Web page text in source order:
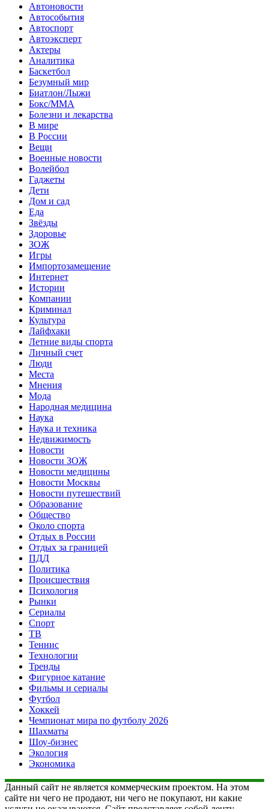
Автоновости
Автособытия
Автоспорт
Автоэксперт
Актеры
Аналитика
Баскетбол
Безумный мир
Биатлон/Лыжи
Бокс/MMA
Болезни и лекарства
В мире
В России
Вещи
Военные новости
Волейбол
Гаджеты
Дети
Дом и сад
Еда
Звёзды
Здоровье
ЗОЖ
Игры
Импортозамещение
Интернет
Истории
Компании
Криминал
Культура
Лайфхаки
Летние виды спорта
Личный счет
Люди
Места
Мнения
Мода
Народная медицина
Наука
Наука и техника
Недвижимость
Новости
Новости ЗОЖ
Новости медицины
Новости Москвы
Новости путешествий
Образование
Общество
Около спорта
Отдых в России
Отдых за границей
ПДД
Политика
Происшествия
Психология
Рынки
Сериалы
Спорт
ТВ
Теннис
Технологии
Тренды
Фигурное катание
Фильмы и сериалы
Футбол
Хоккей
Чемпионат мира по футболу 2026
Шахматы
Шоу-бизнес
Экология
Экономика
Данный сайт не является коммерческим проектом. На этом
сайте ни чего не продают, ни чего не покупают, ни какие